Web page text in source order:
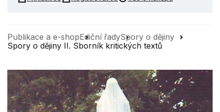
Publikace a e-shopEdiční řadySpory o dějiny
Spory o dějiny II. Sborník kritických textů